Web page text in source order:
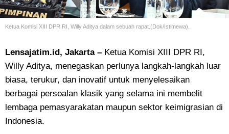
Ketua Komisi XIII DPR RI, Willy Aditya dalam sebuah rapat.(Dok/Istimewa).
Lensajatim.id, Jakarta – Ketua Komisi XIII DPR RI,
Willy Aditya, menegaskan perlunya langkah-langkah luar
biasa, terukur, dan inovatif untuk menyelesaikan
berbagai persoalan klasik yang selama ini membelit
lembaga pemasyarakatan maupun sektor keimigrasian di
Indonesia.